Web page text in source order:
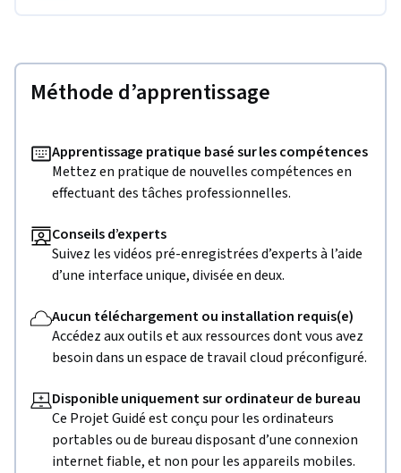
Méthode d’apprentissage
Apprentissage pratique basé sur les compétences
Mettez en pratique de nouvelles compétences en
effectuant des tâches professionnelles.
Conseils d’experts
Suivez les vidéos pré-enregistrées d’experts à l’aide
d’une interface unique, divisée en deux.
Aucun téléchargement ou installation requis(e)
Accédez aux outils et aux ressources dont vous avez
besoin dans un espace de travail cloud préconfiguré.
Disponible uniquement sur ordinateur de bureau
Ce Projet Guidé est conçu pour les ordinateurs
portables ou de bureau disposant d’une connexion
internet fiable, et non pour les appareils mobiles.